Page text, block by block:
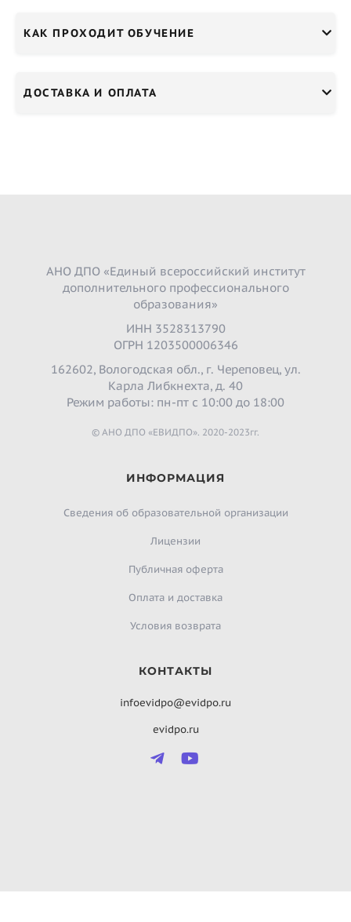
КАК ПРОХОДИТ ОБУЧЕНИЕ
ДОСТАВКА И ОПЛАТА
АНО ДПО «Единый всероссийский институт
дополнительного профессионального
образования»
ИНН 3528313790
ОГРН 1203500006346
162602, Вологодская обл., г. Череповец, ул.
Карла Либкнехта, д. 40
Режим работы: пн-пт с 10:00 до 18:00
© АНО ДПО «ЕВИДПО». 2020-2023гг.
ИНФОРМАЦИЯ
Сведения об образовательной организации
Лицензии
Публичная оферта
Оплата и доставка
Условия возврата
КОНТАКТЫ
infoevidpo@evidpo.ru
evidpo.ru